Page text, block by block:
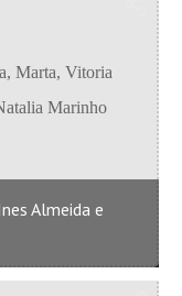
Almeida e